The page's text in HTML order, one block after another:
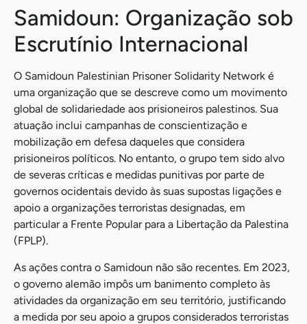
Samidoun: Organização sob
Escrutínio Internacional
O Samidoun Palestinian Prisoner Solidarity Network é
uma organização que se descreve como um movimento
global de solidariedade aos prisioneiros palestinos. Sua
atuação inclui campanhas de conscientização e
mobilização em defesa daqueles que considera
prisioneiros políticos. No entanto, o grupo tem sido alvo
de severas críticas e medidas punitivas por parte de
governos ocidentais devido às suas supostas ligações e
apoio a organizações terroristas designadas, em
particular a Frente Popular para a Libertação da Palestina
(FPLP).
As ações contra o Samidoun não são recentes. Em 2023,
o governo alemão impôs um banimento completo às
atividades da organização em seu território, justificando
a medida por seu apoio a grupos considerados terroristas